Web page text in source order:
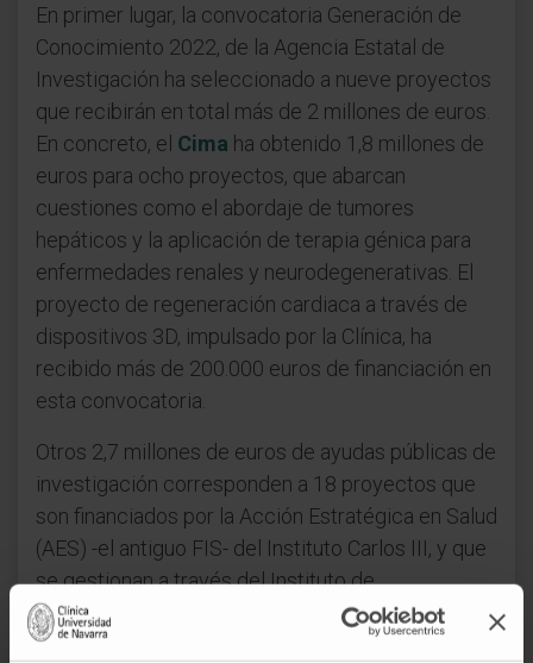
En primer lugar, la convocatoria Generación de
Conocimiento 2022, de la Agencia Estatal de
Investigación ha seleccionado a nueve proyectos
que recibirán en total más de 2 millones de euros.
En concreto, el Cima ha obtenido 1,8 millones de
euros para ocho proyectos, que abarcan
cuestiones como el abordaje de tumores
hepáticos y la aplicación de terapia génica para
enfermedades renales y neurodegenerativas. El
proyecto de regeneración cardiaca a través de
dispositivos 3D, impulsado por la Clínica, ha
recibido más de 200.000 euros de financiación en
esta convocatoria.
Otros 2,7 millones de euros de ayudas públicas de
investigación corresponden a 18 proyectos que
son financiados por la Acción Estratégica en Salud
(AES) -el antiguo FIS- del Instituto Carlos III, y que
se gestionan a través del Instituto de
Investigación Sanitaria de Navarra (IdiSNA), del
que la Clínica y el Cima forman parten.